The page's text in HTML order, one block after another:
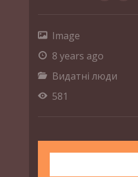
Image
8 years ago
Видатні люди
581